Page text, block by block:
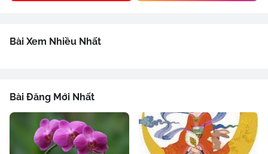
Bài Xem Nhiều Nhất
Bài Đăng Mới Nhất